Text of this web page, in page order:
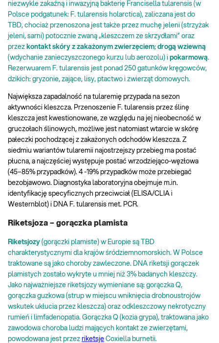
niezwykle zakaźną i inwazyjną bakterię Francisella tularensis (w
Polsce podgatunek: F. tularensis holarctica), zaliczana jest do
TBD, chociaż przenoszona jest także przez muchę jeleni (strzyżak
jeleni, sarni) potocznie zwaną „kleszczem ze skrzydłami” oraz
przez kontakt skóry z zakażonym zwierzęciem; drogą wziewną
(wdychanie zanieczyszczonego kurzu lub aerozolu) i pokarmową.
Rezerwuarem F. tularensis jest ponad 250 gatunków kręgowców,
dzikich: gryzonie, zające, lisy, ptactwo i zwierząt domowych.
Największa zapadalność na tularemię przypada na sezon
aktywności kleszcza. Przenoszenie F. tularensis przez ślinę
kleszcza jest kwestionowane, ze względu na jej nieobecność w
gruczołach ślinowych, możliwe jest natomiast wtarcie w skórę
pałeczki pochodzącej z zakażonych odchodów kleszcza. Z
siedmiu wariantów tularemii najostrzejszy przebieg ma postać
płucna, a najczęściej występuje postać wrzodziejąco-węzłowa
(45–85% przypadków). 4 -19% przypadków może przebiegać
bezobjawowo. Diagnostyka laboratoryjna obejmuje m.in.
identyfikację specyficznych przeciwciał (ELISA/CLIA i
Westernblot) i DNA F. tularensis met. PCR.
Riketsjoza – gorączka plamista
Riketsjozy (gorączki plamiste) w Europie są TBD
charakterystycznymi dla krajów śródziemnomorskich. W Polsce
traktowane są jako choroby zawleczone. DNA riketsji gorączek
plamistych zostało wykryte u mniej niż 3% badanych kleszczy.
Jako najważniejsze riketsjozy wymieniane są: gorączka Q,
gorączka guzkowa (strup w miejscu wniknięcia drobnoustrojów
wskutek ukłucia przez kleszcza) oraz odkleszczowy nekrotyczny
rumień i limfadenopatia. Gorączka Q (kozia grypa), traktowana jako
zawodowa choroba ludzi mających kontakt ze zwierzętami,
powodowana jest przez riketsje Coxiella burnetii.